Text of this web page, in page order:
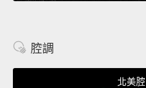
腔調
北美腔